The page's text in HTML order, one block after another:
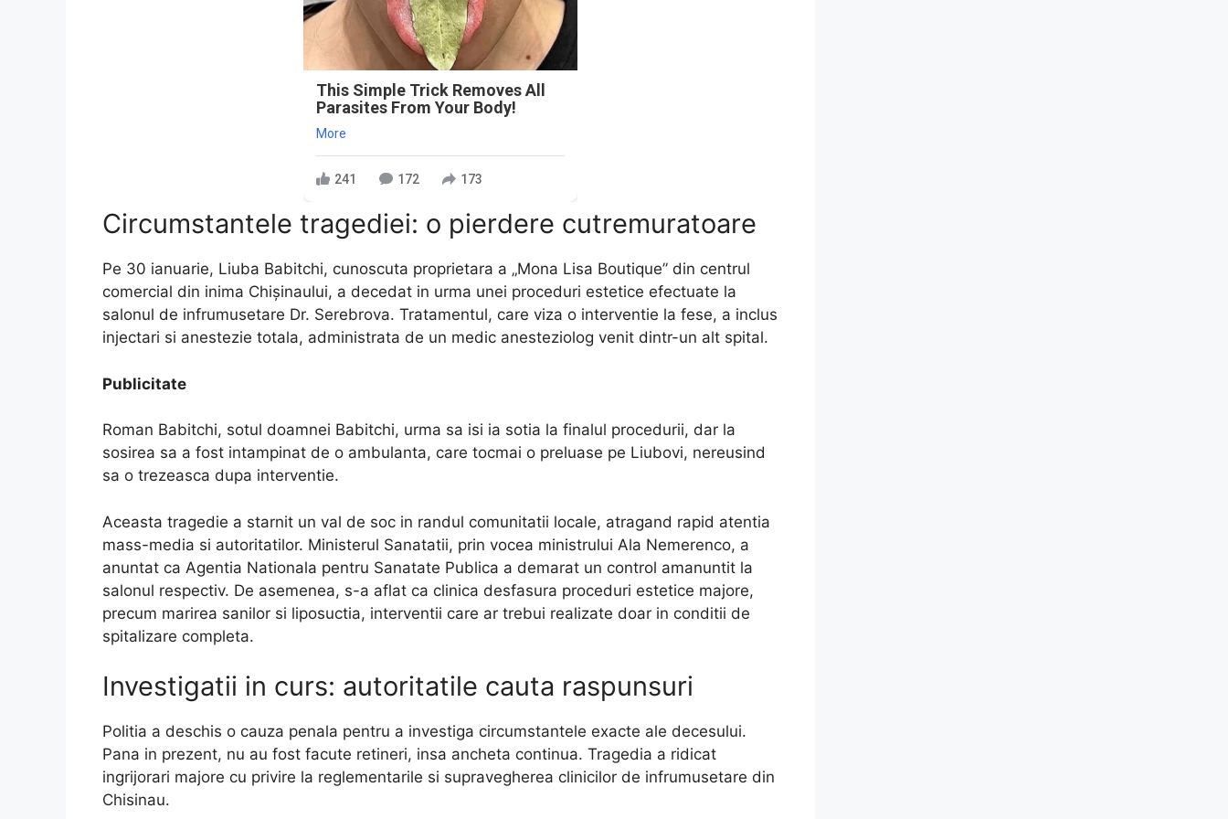
This Simple Trick Removes All
Parasites From Your Body!
More
241 172 173
Circumstantele tragediei: o pierdere cutremuratoare
Pe 30 ianuarie, Liuba Babitchi, cunoscuta proprietara a „Mona Lisa Boutique” din centrul
comercial din inima Chişinaului, a decedat in urma unei proceduri estetice efectuate la
salonul de infrumusetare Dr. Serebrova. Tratamentul, care viza o interventie la fese, a inclus
injectari si anestezie totala, administrata de un medic anesteziolog venit dintr-un alt spital.
Publicitate
Roman Babitchi, sotul doamnei Babitchi, urma sa isi ia sotia la finalul procedurii, dar la
sosirea sa a fost intampinat de o ambulanta, care tocmai o preluase pe Liubovi, nereusind
sa o trezeasca dupa interventie.
Aceasta tragedie a starnit un val de soc in randul comunitatii locale, atragand rapid atentia
mass-media si autoritatilor. Ministerul Sanatatii, prin vocea ministrului Ala Nemerenco, a
anuntat ca Agentia Nationala pentru Sanatate Publica a demarat un control amanuntit la
salonul respectiv. De asemenea, s-a aflat ca clinica desfasura proceduri estetice majore,
precum marirea sanilor si liposuctia, interventii care ar trebui realizate doar in conditii de
spitalizare completa.
Investigatii in curs: autoritatile cauta raspunsuri
Politia a deschis o cauza penala pentru a investiga circumstantele exacte ale decesului.
Pana in prezent, nu au fost facute retineri, insa ancheta continua. Tragedia a ridicat
ingrijorari majore cu privire la reglementarile si supravegherea clinicilor de infrumusetare din
Chisinau.